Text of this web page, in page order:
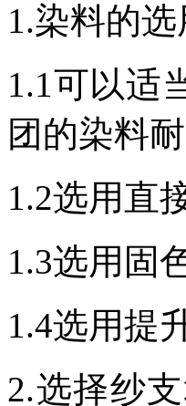
1.染料的选
1.1可以适
团的染料
1.2选用直
1.3选用固
1.4选用提
2.选择纱